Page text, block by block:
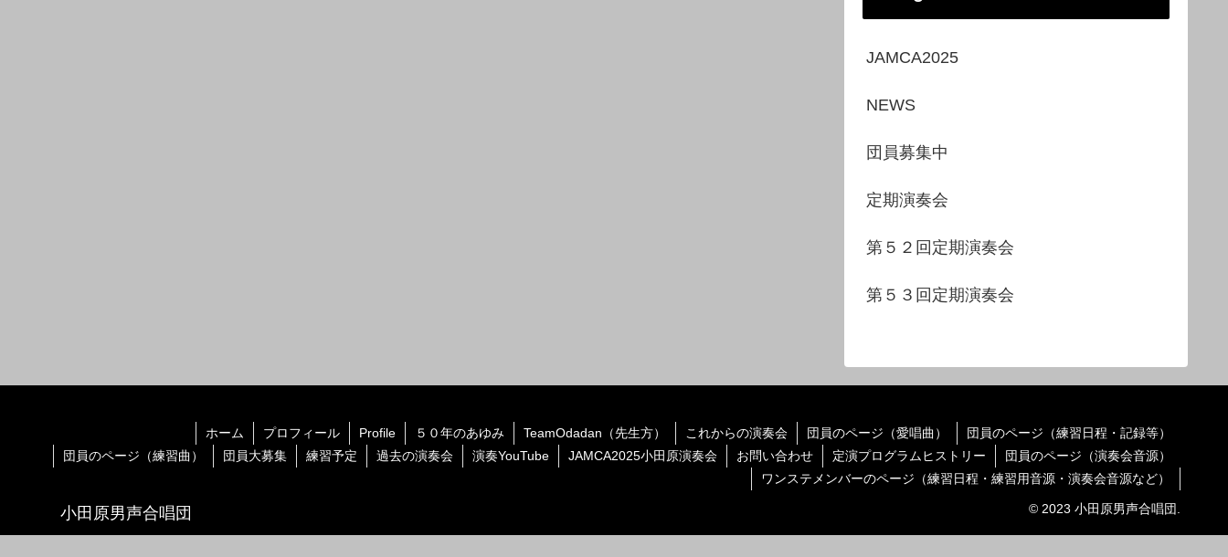
JAMCA2025
NEWS
団員募集中
定期演奏会
第５２回定期演奏会
第５３回定期演奏会
小田原男声合唱団
ホーム プロフィール Profile ５０年のあゆみ TeamOdadan（先生方） これからの演奏会 団員のページ（愛唱曲）
団員のページ（練習日程・記録等）
団員のページ（練習曲）
団員大募集 練習予定 過去の演奏会 演奏YouTube JAMCA2025小田原演奏会 お問い合わせ 定演プログラムヒストリー
団員のページ（演奏会音源）
ワンステメンバーのページ（練習日程・練習用音源・演奏会音源など）
© 2023 小田原男声合唱団.